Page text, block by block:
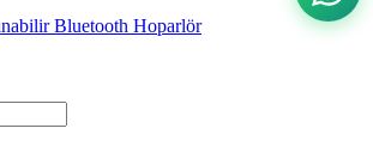
Bluetooth Hoparlör